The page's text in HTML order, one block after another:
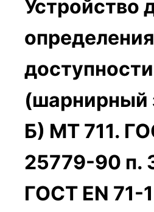
Устройство
определения
(шарнирный
Б) МТ 711.
25779-90 п.
ГОСТ EN 71-